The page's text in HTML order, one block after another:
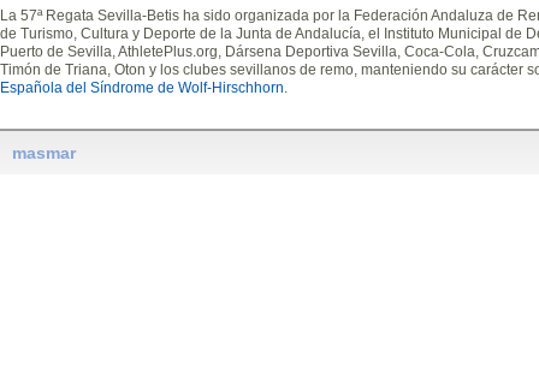
La 57ª Regata Sevilla-Betis ha sido organizada por la Federación Andaluza de
de Turismo, Cultura y Deporte de la Junta de Andalucía, el Instituto Municipal de
Puerto de Sevilla, AthletePlus.org, Dársena Deportiva Sevilla, Coca-Cola,
Timón de Triana, Oton y los clubes sevillanos de remo, manteniendo su carácter
Española del Síndrome de Wolf-Hirschhorn.
masmar